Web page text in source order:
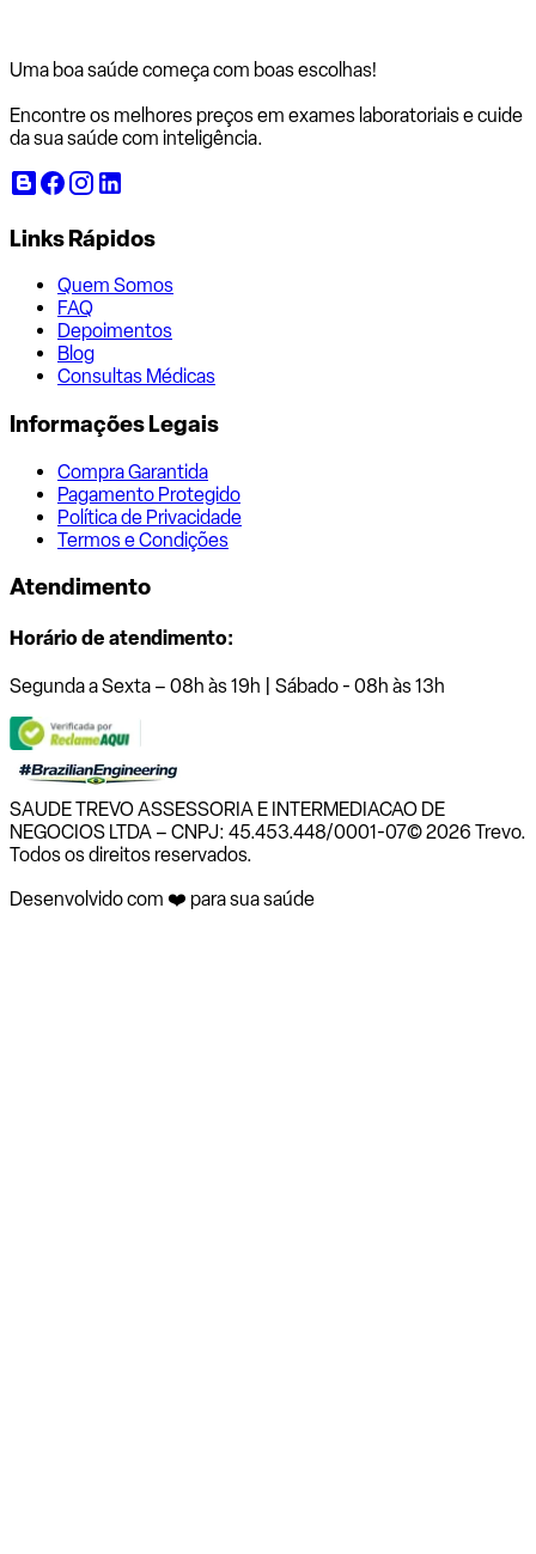
Uma boa saúde começa com boas escolhas!
Encontre os melhores preços em exames laboratoriais e cuide
da sua saúde com inteligência.
Links Rápidos
Quem Somos
FAQ
Depoimentos
Blog
Consultas Médicas
Informações Legais
Compra Garantida
Pagamento Protegido
Política de Privacidade
Termos e Condições
Atendimento
Horário de atendimento:
Segunda a Sexta – 08h às 19h | Sábado - 08h às 13h
SAUDE TREVO ASSESSORIA E INTERMEDIACAO DE
NEGOCIOS LTDA – CNPJ: 45.453.448/0001-07© 2026 Trevo.
Todos os direitos reservados.
Desenvolvido com ❤️ para sua saúde